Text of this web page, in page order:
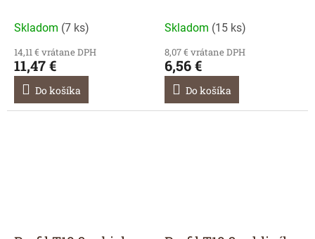
Skladom (7 ks)
14,11 € vrátane DPH
11,47 €
Do košíka
Skladom (15 ks)
8,07 € vrátane DPH
6,56 €
Do košíka